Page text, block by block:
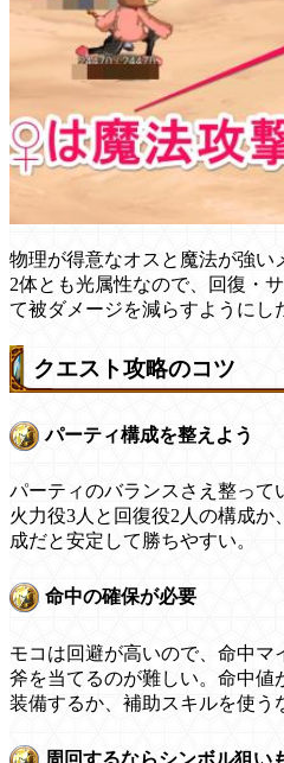
物理が得意なオスと魔法が強い
2体とも光属性なので、回復・
て被ダメージを減らすようにし
クエスト攻略のコツ
パーティ構成を整えよう
パーティのバランスさえ整って
火力役3人と回復役2人の構成か
成だと安定して勝ちやすい。
命中の確保が必要
モコは回避が高いので、命中
斧を当てるのが難しい。命中値
装備するか、補助スキルを使う
周回するならシンボル狙い